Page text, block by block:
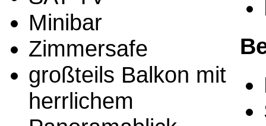
Minibar
Zimmersafe
großteils Balkon mit
herrlichem